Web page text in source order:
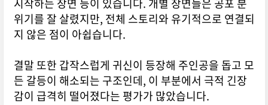
시작하는 장면 등이 있습니다. 개별 장면들은 공포 분
위기를 잘 살렸지만, 전체 스토리와 유기적으로 연결되
지 않은 점이 아쉽습니다.
결말 또한 갑작스럽게 귀신이 등장해 주인공을 돕고 모
든 갈등이 해소되는 구조인데, 이 부분에서 극적 긴장
감이 급격히 떨어졌다는 평가가 많았습니다.